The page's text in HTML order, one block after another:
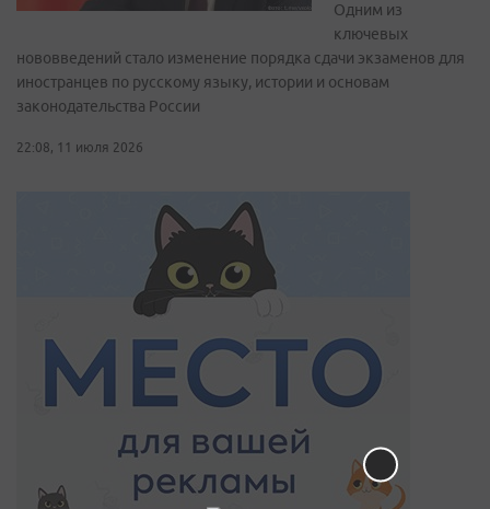
Одним из
ключевых
нововведений стало изменение порядка сдачи экзаменов для
иностранцев по русскому языку, истории и основам
законодательства России
22:08, 11 июля 2026